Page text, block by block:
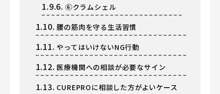
1.9.6. ⑥クラムシェル
1.10. 腰の筋肉を守る生活習慣
1.11. やってはいけないNG行動
1.12. 医療機関への相談が必要なサイン
1.13. CUREPROに相談した方がよいケース